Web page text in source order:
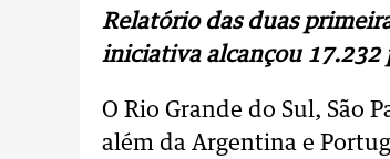
Relatório das duas
iniciativa alcançou 17.232
O Rio Grande do Sul, São
além da Argentina e